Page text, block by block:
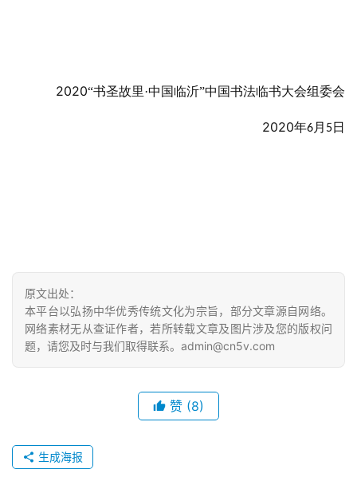
2020“书圣故里·中国临沂”中国书法临书大会组委会
2020年6月 5日
原文出处：
本平台以弘扬中华优秀传统文化为宗旨，部分文章源自网络。
网络素材无从查证作者，若所转载文章及图片涉及您的版权问
题，请您及时与我们取得联系。admin@cn5v.com
赞 (8)
生成海报